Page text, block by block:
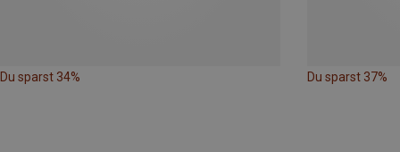
Du sparst 34% Du sparst 37%